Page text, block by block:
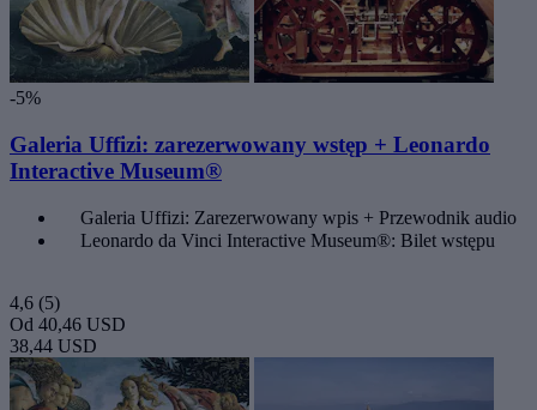
-5%
Galeria Uffizi: zarezerwowany wstęp + Leonardo
Interactive Museum®
Galeria Uffizi: Zarezerwowany wpis + Przewodnik audio
Leonardo da Vinci Interactive Museum®: Bilet wstępu
4,6 (5)
Od 40,46 USD
38,44 USD